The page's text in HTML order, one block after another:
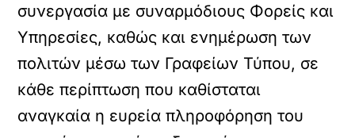
συνεργασία με συναρμόδιους Φορείς και
Υπηρεσίες, καθώς και ενημέρωση των
πολιτών μέσω των Γραφείων Τύπου, σε
κάθε περίπτωση που καθίσταται
αναγκαία η ευρεία πληροφόρηση του